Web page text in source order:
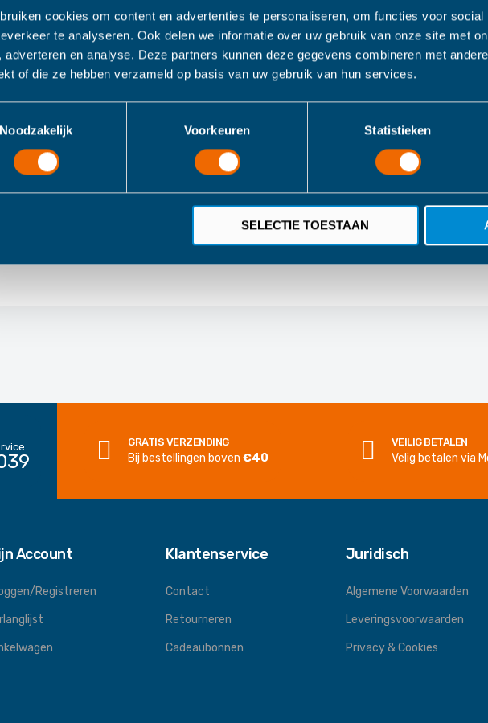
cookies om content en advertenties te personaliseren, om functies voor social
te analyseren. Ook delen we informatie over uw gebruik van onze site met
adverteren en analyse. Deze partners kunnen deze gegevens combineren met
of die ze hebben verzameld op basis van uw gebruik van hun services.
Noodzakelijk
Voorkeuren Statistieken
SELECTIE TOESTAAN
Lepel/Vork 2-Pack Rose
met deze twee kommen van plantaardig plastic. De set bestaat uit twee verschillende
plantaardige serviesgoed omvat ook kommen, bekers en bestek om je tafelaankleding
ouders en hun kinderen. Alle items zijn stapelbaar, vaatwasmachinebestendig en kunnen
handig als je je kleintje voedt, maar ook erg praktisch wanneer kinderen de kom zelf vast
gemaakt van plantaardig plastic. Dit materiaal wordt PLA genoemd, wat staat voor
landbouwafval, enz.) in plaats van aardolie. De productie van PLA verbruikt minder
en biologisch afbreekbaar onder industriële omstandigheden. Wanneer het
Het is LFGB proof en bevat geen BPA of melamine.
192
10
Trixie
GRATIS VERZENDING
Bij bestellingen boven€40
VEILIG BETALEN
Velig betalen via
Account
Registreren
Klantenservice
Contact
Retourneren
Cadeaubonnen
Juridisch
Algemene Voorwaarden
Leveringsvoorwaarden
Privacy & Cookies